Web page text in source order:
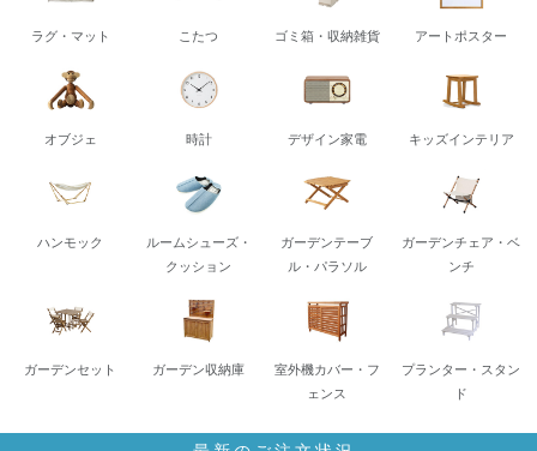
ラグ・マット こたつ ゴミ箱・収納雑貨 アートポスター
オブジェ 時計 デザイン家電 キッズインテリア
ハンモック
ルームシューズ・
クッション
ガーデンテーブ
ル・パラソル
ガーデンチェア・ベ
ンチ
ガーデンセット ガーデン収納庫
室外機カバー・フ
ェンス
プランター・スタン
ド